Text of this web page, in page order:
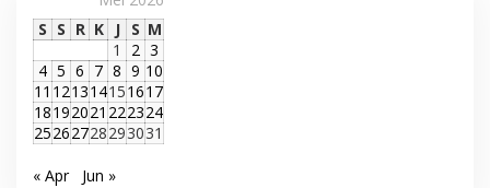
S S R K J S M
1
2 3
4 5 6 7 8 9 10
11 121314151617
18192021 222324
25262728293031
« Apr Jun »